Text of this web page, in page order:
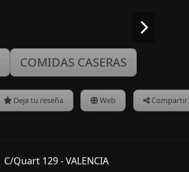
COMIDAS CASERAS
Deja tu reseña Web Compartir
C/Quart 129 - VALENCIA